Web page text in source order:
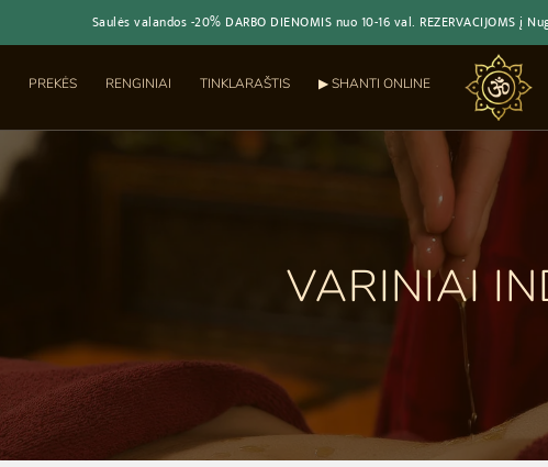
Saulės valandos -20% DARBO DIENOMIS nuo 10-16 val. REZERVACIJOMS į
PREKĖS RENGINIAI TINKLARAŠTIS ▶︎ SHANTI ONLINE
VARINIAI